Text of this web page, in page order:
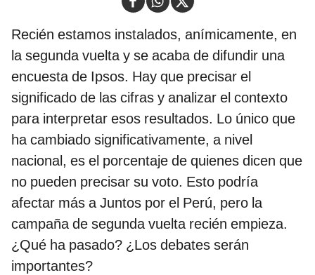
Recién estamos instalados, anímicamente, en
la segunda vuelta y se acaba de difundir una
encuesta de Ipsos. Hay que precisar el
significado de las cifras y analizar el contexto
para interpretar esos resultados. Lo único que
ha cambiado significativamente, a nivel
nacional, es el porcentaje de quienes dicen que
no pueden precisar su voto. Esto podría
afectar más a Juntos por el Perú, pero la
campaña de segunda vuelta recién empieza.
¿Qué ha pasado? ¿Los debates serán
importantes?